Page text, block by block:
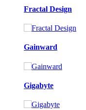
Fractal Design
Gainward
Gigabyte